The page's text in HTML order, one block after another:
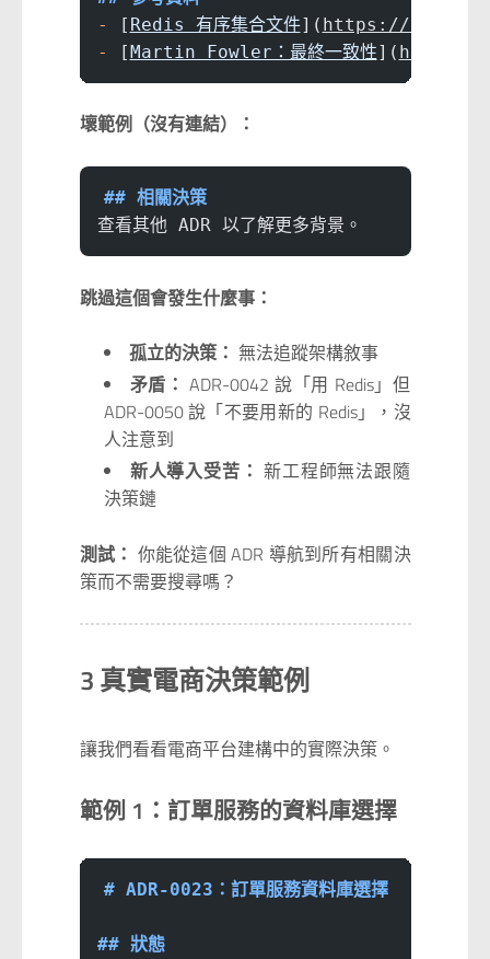
-
[ Redis 有序集合文件]( https://redis.io/
-
[Martin Fowler：最終一致性]( https://
壞範例（沒有連結）：
## 相關決策
查看其他 ADR 以了解更多背景。
跳過這個會發生什麼事：
孤立的決策： 無法追蹤架構敘事
矛盾： ADR-0042 說「用 Redis」但
ADR-0050 說「不要用新的 Redis」，沒
人注意到
新人導入受苦： 新工程師無法跟隨
決策鏈
測試： 你能從這個 ADR 導航到所有相關決
策而不需要搜尋嗎？
3 真實電商決策範例
讓我們看看電商平台建構中的實際決策。
範例 1：訂單服務的資料庫選擇
# ADR-0023：訂單服務資料庫選擇
## 狀態